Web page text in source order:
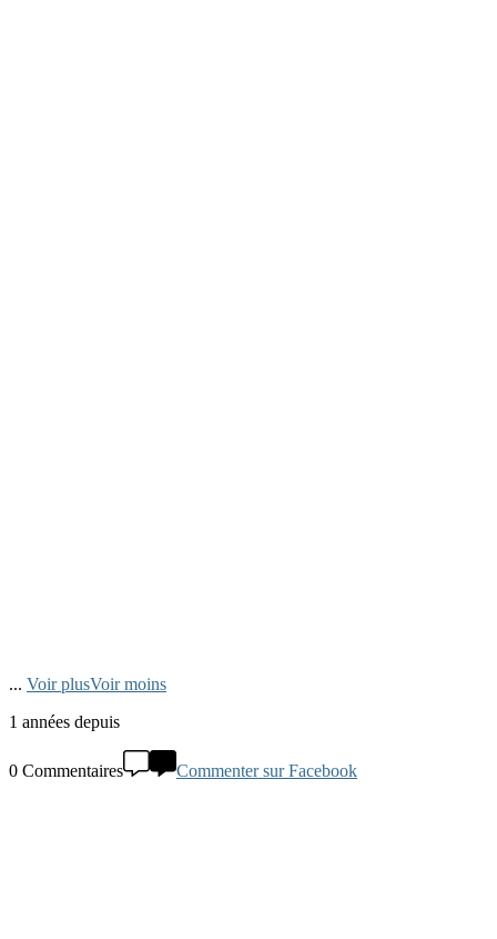
... Voir plusVoir moins
1 années depuis
0 Commentaires Commenter sur Facebook